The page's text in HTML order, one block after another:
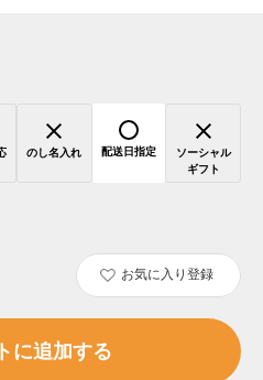
のし名入れ 配送日指定
ソーシャル
ギフト
お気に入り登録